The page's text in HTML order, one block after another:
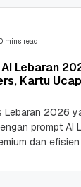
mins read
Lebaran
Kartu
Lebaran 2026
prompt AI
dan